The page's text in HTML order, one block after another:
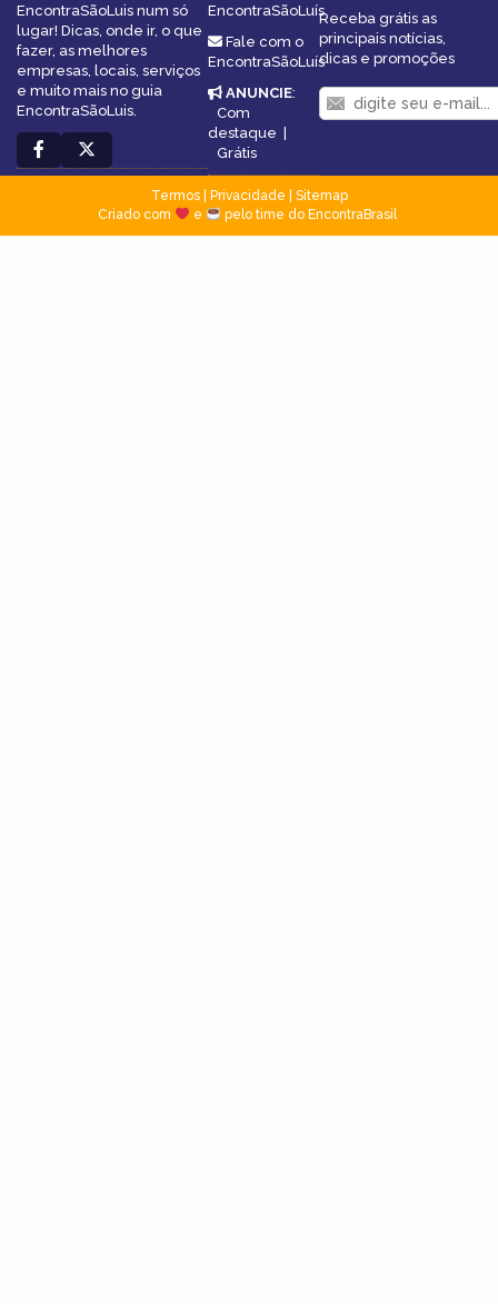
EncontraSãoLuis num só
lugar! Dicas, onde ir, o que
fazer, as melhores
empresas, locais, serviços
e muito mais no guia
EncontraSãoLuis.
EncontraSãoLuís
Fale com o
EncontraSãoLuís
ANUNCIE:
Com
destaque |
Grátis
Receba grátis as
principais notícias,
dicas e promoções
Termos| Privacidade
Sitemap
Criado com
e pelo time do EncontraBrasil